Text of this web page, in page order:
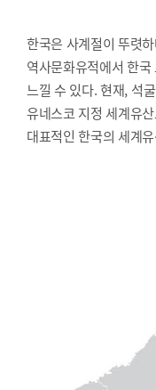
한국은 사계절이 뚜렷
역사문화유적에서 한
느낄 수 있다. 현재, 석
유네스코 지정 세계유
대표적인 한국의 세계